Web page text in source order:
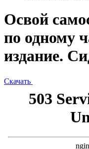
Освой
по одному
издание.
Скачать